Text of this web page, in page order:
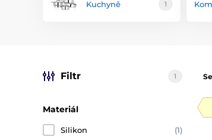
Kuchyně 1
Filtr 1
Materiál
Silikon (1)